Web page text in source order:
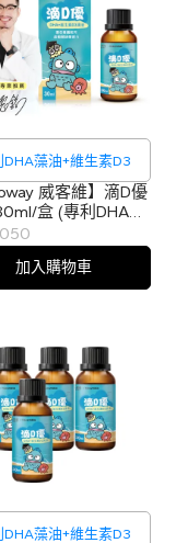
DHA藻油+維生素D3
威客維】滴D優
盒 (專利DHA藻
素D3)
加入購物車
DHA藻油+維生素D3